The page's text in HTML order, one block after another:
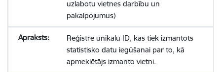
uzlabotu vietnes darbību un
pakalpojumus)
Reģistrē unikālu ID, kas tiek izmantots
statistisko datu iegūšanai par to, kā
apmeklētājs izmanto vietni.